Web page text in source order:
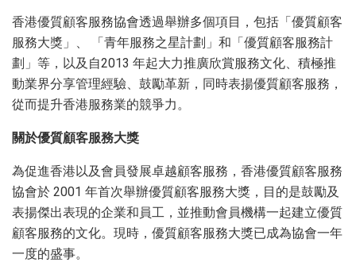
香港優質顧客服務協會透過舉辦多個項目，包括「優質顧客
服務大獎」、 「青年服務之星計劃」和「優質顧客服務計
劃」等，以及自2013 年起大力推廣欣賞服務文化、積極推
動業界分享管理經驗、鼓勵革新，同時表揚優質顧客服務，
從而提升香港服務業的競爭力。
關於優質顧客服務大獎
為促進香港以及會員發展卓越顧客服務，香港優質顧客服務
協會於 2001 年首次舉辦優質顧客服務大獎，目的是鼓勵及
表揚傑出表現的企業和員工，並推動會員機構一起建立優質
顧客服務的文化。現時，優質顧客服務大獎已成為協會一年
一度的盛事。